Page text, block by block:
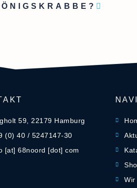
59, 22179 Hamburg
(0) 40 / 5247147-30
[at] 68noord [dot] com
Wir